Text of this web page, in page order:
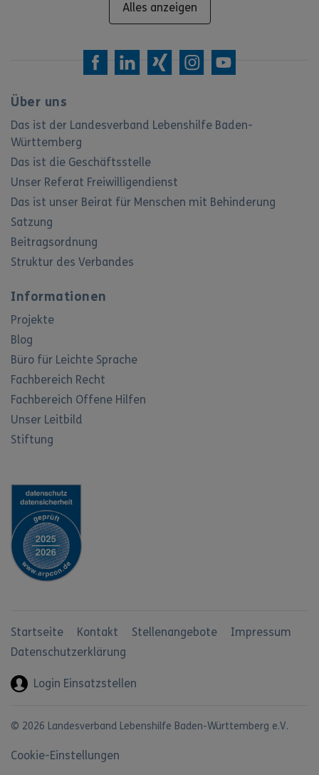
Alles anzeigen
Über uns
Das ist der Landesverband Lebenshilfe Baden-
Württemberg
Das ist die Geschäftsstelle
Unser Referat Freiwilligendienst
Das ist unser Beirat für Menschen mit Behinderung
Satzung
Beitragsordnung
Struktur des Verbandes
Informationen
Projekte
Blog
Büro für Leichte Sprache
Fachbereich Recht
Fachbereich Offene Hilfen
Unser Leitbild
Stiftung
Startseite Kontakt Stellenangebote
Impressum
Datenschutzerklärung
Login Einsatzstellen
© 2026 Landesverband Lebenshilfe Baden-Württemberg e.V.
Cookie-Einstellungen